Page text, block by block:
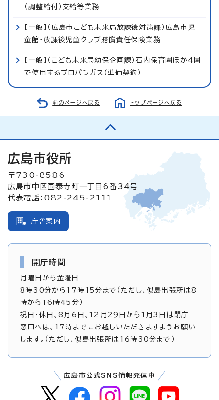
（調整給付）支給等業務
【一般】（広島市こども未来局放課後対策課）広島市児
童館・放課後児童クラブ賠償責任保険業務
【一般】（こども未来局幼保企画課）石内保育園ほか4園
で使用するプロパンガス（単価契約）
前のページへ戻る トップページへ戻る
広島市役所
〒730-8586
広島市中区国泰寺町一丁目6番34号
代表電話：082-245-2111
庁舎案内
開庁時間
月曜日から金曜日
8時30分から17時15分まで（ただし、似島出張所は8
時から16時45分）
祝日・休日、8月6日、12月29日から1月3日は閉庁
窓口へは、17時までにお越しいただきますようお願い
します。（ただし、似島出張所は16時30分まで）
広島市公式SNS情報発信中